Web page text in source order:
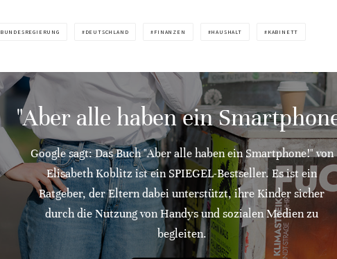
BUNDESREGIERUNG DEUTSCHLAND FINANZEN HAUSHALT KABINETT
"Aber alle haben ein
Google sagt: Das Buch "Aber alle haben ein Smartphone!" von
Elisabeth Koblitz ist ein SPIEGEL-Bestseller. Es ist ein
Ratgeber, der Eltern dabei unterstützt, ihre Kinder sicher
durch die Nutzung von Handys und sozialen Medien zu
begleiten.